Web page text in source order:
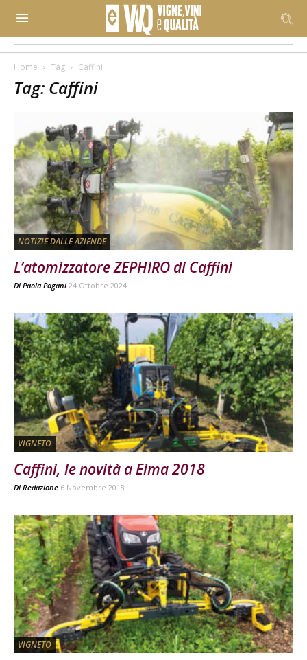
Home Tag Caffini
Tag: Caffini
NOTIZIE DALLE AZIENDE
L’atomizzatore ZEPHIRO di Caffini
Di Paola Pagani 24 Ottobre 2024
VIGNETO
Caffini, le novità a Eima 2018
Di Redazione 6 Novembre 2018
VIGNETO